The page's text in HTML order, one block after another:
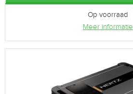
Op voorraad
Meer informatie